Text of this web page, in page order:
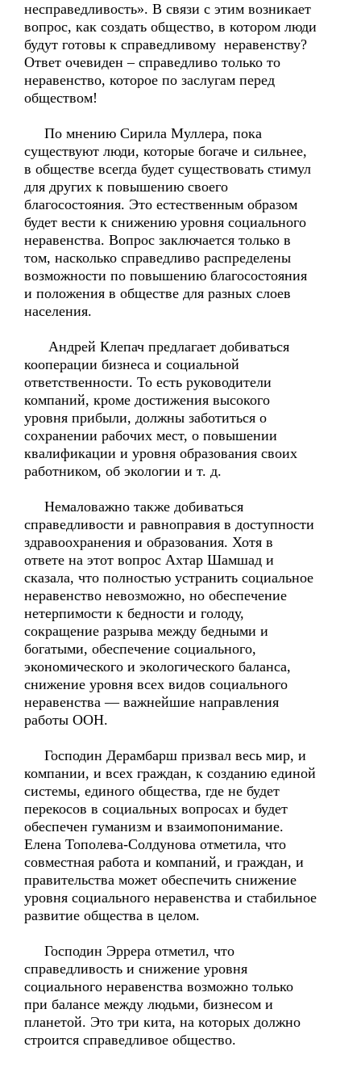
несправедливость». В связи с этим возникает
вопрос, как создать общество, в котором люди
будут готовы к справедливому неравенству?
Ответ очевиден – справедливо только то
неравенство, которое по заслугам перед
обществом!
По мнению Сирила Муллера, пока
существуют люди, которые богаче и сильнее,
в обществе всегда будет существовать стимул
для других к повышению своего
благосостояния. Это естественным образом
будет вести к снижению уровня социального
неравенства. Вопрос заключается только в
том, насколько справедливо распределены
возможности по повышению благосостояния
и положения в обществе для разных слоев
населения.
Андрей Клепач предлагает добиваться
кооперации бизнеса и социальной
ответственности. То есть руководители
компаний, кроме достижения высокого
уровня прибыли, должны заботиться о
сохранении рабочих мест, о повышении
квалификации и уровня образования своих
работником, об экологии и т. д.
Немаловажно также добиваться
справедливости и равноправия в доступности
здравоохранения и образования. Хотя в
ответе на этот вопрос Ахтар Шамшад и
сказала, что полностью устранить социальное
неравенство невозможно, но обеспечение
нетерпимости к бедности и голоду,
сокращение разрыва между бедными и
богатыми, обеспечение социального,
экономического и экологического баланса,
снижение уровня всех видов социального
неравенства — важнейшие направления
работы ООН.
Господин Дерамбарш призвал весь мир, и
компании, и всех граждан, к созданию единой
системы, единого общества, где не будет
перекосов в социальных вопросах и будет
обеспечен гуманизм и взаимопонимание.
Елена Тополева-Солдунова отметила, что
совместная работа и компаний, и граждан, и
правительства может обеспечить снижение
уровня социального неравенства и стабильное
развитие общества в целом.
Господин Эррера отметил, что
справедливость и снижение уровня
социального неравенства возможно только
при балансе между людьми, бизнесом и
планетой. Это три кита, на которых должно
строится справедливое общество.